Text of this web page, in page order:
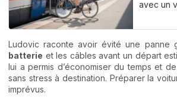
avec un
Ludovic raconte avoir évité une panne
batterie et les câbles avant un départ
lui a permis d’économiser du temps et de
sans stress à destination. Préparer la
imprévus.